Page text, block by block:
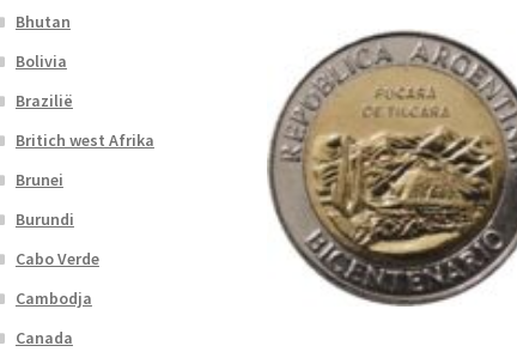
Bhutan
Bolivia
Brazilië
Britich west Afrika
Brunei
Burundi
Cabo Verde
Cambodja
Canada